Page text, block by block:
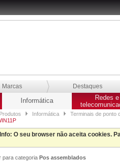
Marcas Destaques
Informática
Redes e
Produtos Informática Terminais de ponto
Info: O seu browser não aceita cookies.
para categoria Pos assemblados